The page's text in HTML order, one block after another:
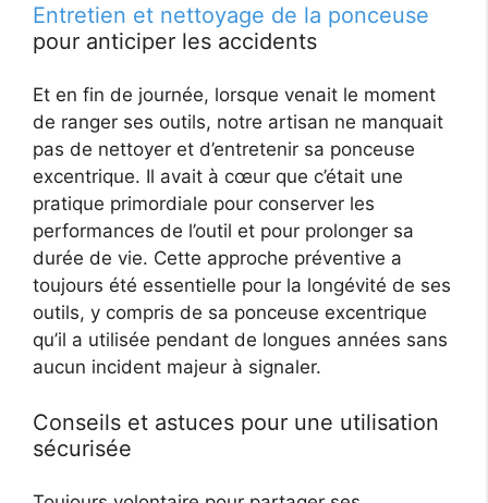
Entretien et nettoyage de la ponceuse
pour anticiper les accidents
Et en fin de journée, lorsque venait le moment
de ranger ses outils, notre artisan ne manquait
pas de nettoyer et d’entretenir sa ponceuse
excentrique. Il avait à cœur que c’était une
pratique primordiale pour conserver les
performances de l’outil et pour prolonger sa
durée de vie. Cette approche préventive a
toujours été essentielle pour la longévité de ses
outils, y compris de sa ponceuse excentrique
qu’il a utilisée pendant de longues années sans
aucun incident majeur à signaler.
Conseils et astuces pour une utilisation
sécurisée